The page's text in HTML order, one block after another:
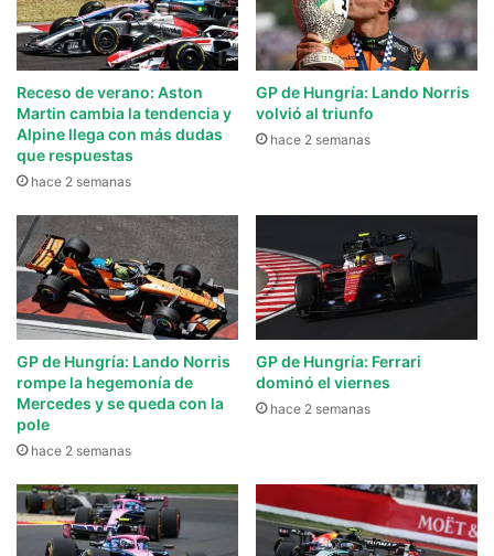
Receso de verano: Aston
Martin cambia la tendencia y
Alpine llega con más dudas
que respuestas
hace 2 semanas
GP de Hungría: Lando Norris
volvió al triunfo
hace 2 semanas
GP de Hungría: Lando Norris
rompe la hegemonía de
Mercedes y se queda con la
pole
hace 2 semanas
GP de Hungría: Ferrari
dominó el viernes
hace 2 semanas